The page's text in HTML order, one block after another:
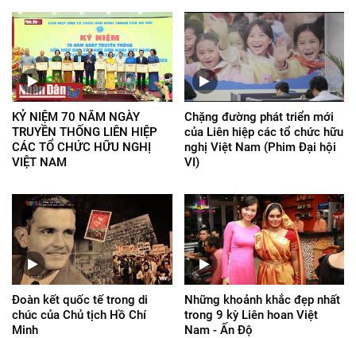
KỶ NIỆM 70 NĂM NGÀY
TRUYỀN THỐNG LIÊN HIỆP
CÁC TỔ CHỨC HỮU NGHỊ
VIỆT NAM
Chặng đường phát triển mới
của Liên hiệp các tổ chức hữu
nghị Việt Nam (Phim Đại hội
VI)
Đoàn kết quốc tế trong di
chúc của Chủ tịch Hồ Chí
Minh
Những khoảnh khắc đẹp nhất
trong 9 kỳ Liên hoan Việt
Nam - Ấn Độ